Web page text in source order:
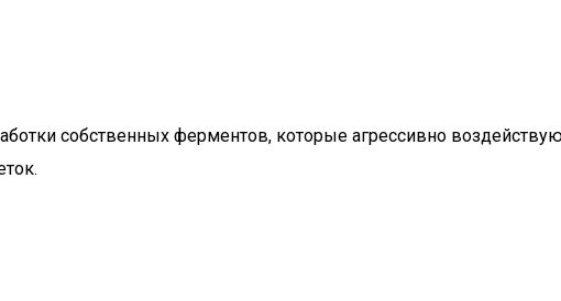
собственных ферментов, которые агрессивно